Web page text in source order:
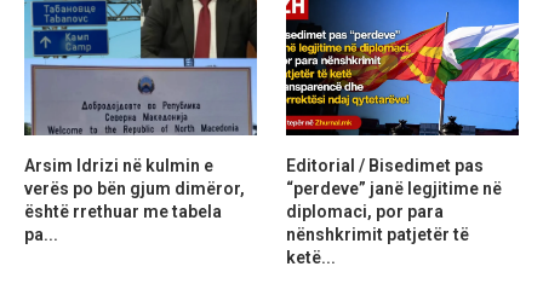
Arsim Idrizi në kulmin e
verës po bën gjum dimëror,
është rrethuar me tabela
pa...
Editorial / Bisedimet pas
“perdeve” janë legjitime në
diplomaci, por para
nënshkrimit patjetër të
ketë...